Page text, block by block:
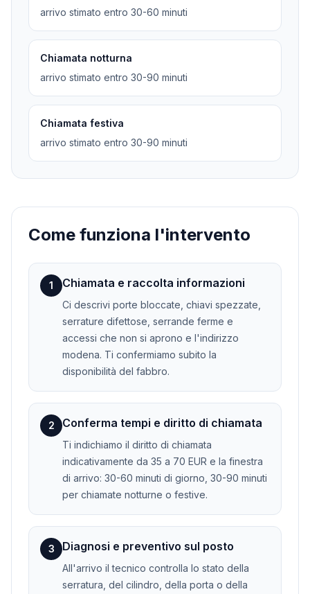
arrivo stimato entro 30-60 minuti
Chiamata notturna
arrivo stimato entro 30-90 minuti
Chiamata festiva
arrivo stimato entro 30-90 minuti
Come funziona l'intervento
1 Chiamata e raccolta informazioni
Ci descrivi porte bloccate, chiavi spezzate,
serrature difettose, serrande ferme e
accessi che non si aprono e l'indirizzo
modena. Ti confermiamo subito la
disponibilità del fabbro.
2 Conferma tempi e diritto di chiamata
Ti indichiamo il diritto di chiamata
indicativamente da 35 a 70 EUR e la finestra
di arrivo: 30-60 minuti di giorno, 30-90 minuti
per chiamate notturne o festive.
3 Diagnosi e preventivo sul posto
All'arrivo il tecnico controlla lo stato della
serratura, del cilindro, della porta o della